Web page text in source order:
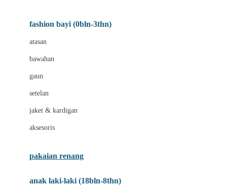
Blooming Marvellous
Bravado
Buds Organics
Bugaboo
C
fashion bayi (0bln-3thn)
atasan
bawahan
gaun
setelan
jaket & kardigan
aksesoris
pakaian renang
anak laki-laki (18bln-8thn)